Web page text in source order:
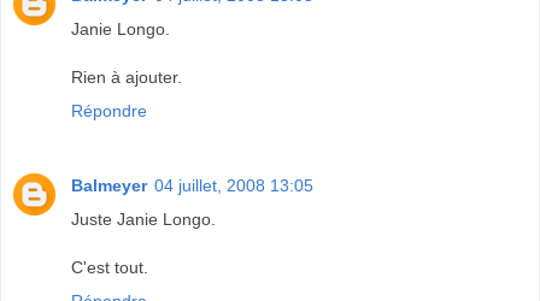
Janie Longo.
Rien à ajouter.
Répondre
Balmeyer 04 juillet, 2008 13:05
Juste Janie Longo.
C'est tout.